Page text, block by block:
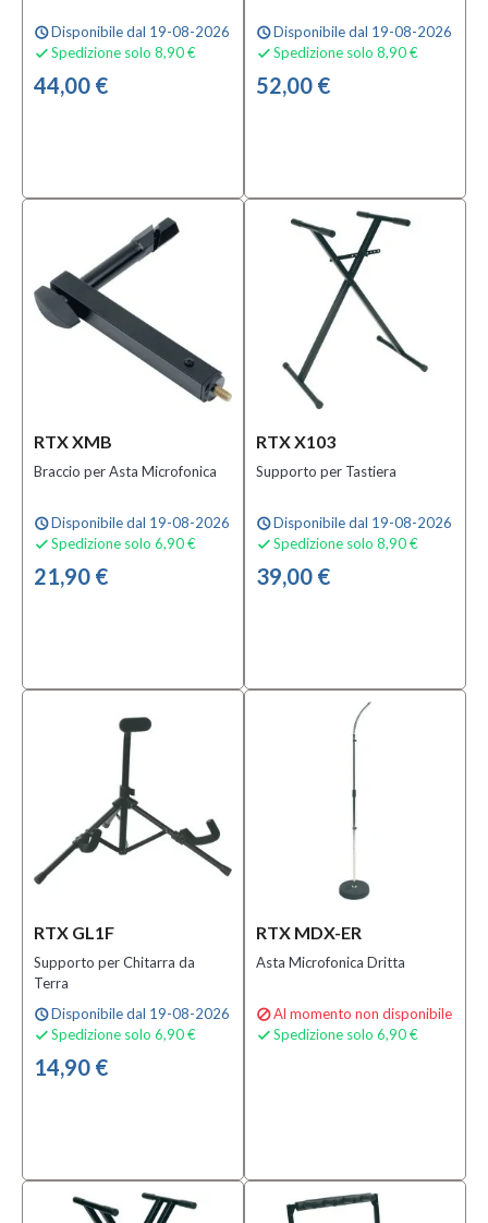
scheduleDisponibile dal 19-08-2026
 Spedizione solo 8,90 €
44,00 €
scheduleDisponibile dal 19-08-2026
 Spedizione solo 8,90 €
52,00 €
RTX XMB
Braccio per Asta Microfonica
scheduleDisponibile dal 19-08-2026
 Spedizione solo 6,90 €
21,90 €
RTX X103
Supporto per Tastiera
scheduleDisponibile dal 19-08-2026
 Spedizione solo 8,90 €
39,00 €
RTX GL1F
Supporto per Chitarra da
Terra
scheduleDisponibile dal 19-08-2026
 Spedizione solo 6,90 €
14,90 €
RTX MDX-ER
Asta Microfonica Dritta
Al momento non disponibile
 Spedizione solo 6,90 €